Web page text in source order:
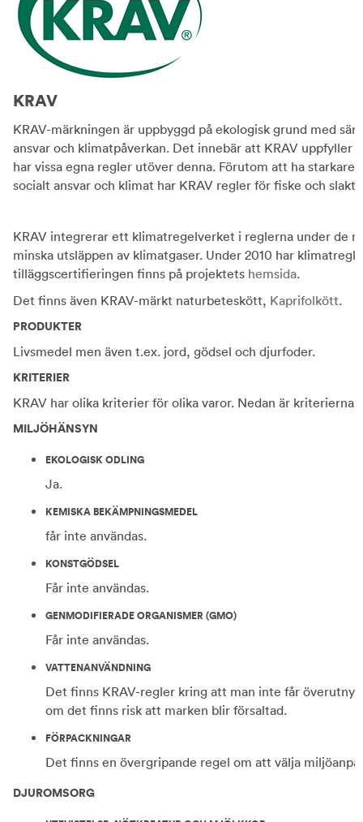
KRAV
KRAV-märkningen är uppbyggd på ekologisk grund med
ansvar och klimatpåverkan. Det innebär att KRAV
har vissa egna regler utöver denna. Förutom att ha
socialt ansvar och klimat har KRAV regler för fiske och
KRAV integrerar ett klimatregelverket i reglerna under de
minska utsläppen av klimatgaser. Under 2010 har
tilläggscertifieringen finns på projektets hemsida.
Det finns även KRAV-märkt naturbeteskött, Kaprifolkött.
PRODUKTER
Livsmedel men även t.ex. jord, gödsel och djurfoder.
KRITERIER
KRAV har olika kriterier för olika varor. Nedan är kriterierna
MILJÖHÄNSYN
EKOLOGISK ODLING
Ja.
KEMISKA BEKÄMPNINGSMEDEL
får inte användas.
KONSTGÖDSEL
Får inte användas.
GENMODIFIERADE ORGANISMER (GMO)
Får inte användas.
VATTENANVÄNDNING
Det finns KRAV-regler kring att man inte får
om det finns risk att marken blir försaltad.
FÖRPACKNINGAR
Det finns en övergripande regel om att välja
DJUROMSORG